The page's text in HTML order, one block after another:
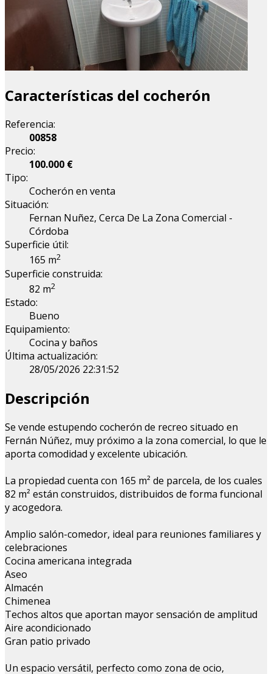
Características del cocherón
Referencia:
00858
Precio:
100.000 €
Tipo:
Cocherón en venta
Situación:
Fernan Nuñez, Cerca De La Zona Comercial -
Córdoba
Superficie útil:
165 m2
Superficie construida:
82 m2
Estado:
Bueno
Equipamiento:
Cocina y baños
Última actualización:
28/05/2026 22:31:52
Descripción
Se vende estupendo cocherón de recreo situado en
Fernán Núñez, muy próximo a la zona comercial, lo que le
aporta comodidad y excelente ubicación.
La propiedad cuenta con 165 m² de parcela, de los cuales
82 m² están construidos, distribuidos de forma funcional
y acogedora.
Amplio salón-comedor, ideal para reuniones familiares y
celebraciones
Cocina americana integrada
Aseo
Almacén
Chimenea
Techos altos que aportan mayor sensación de amplitud
Aire acondicionado
Gran patio privado
Un espacio versátil, perfecto como zona de ocio,